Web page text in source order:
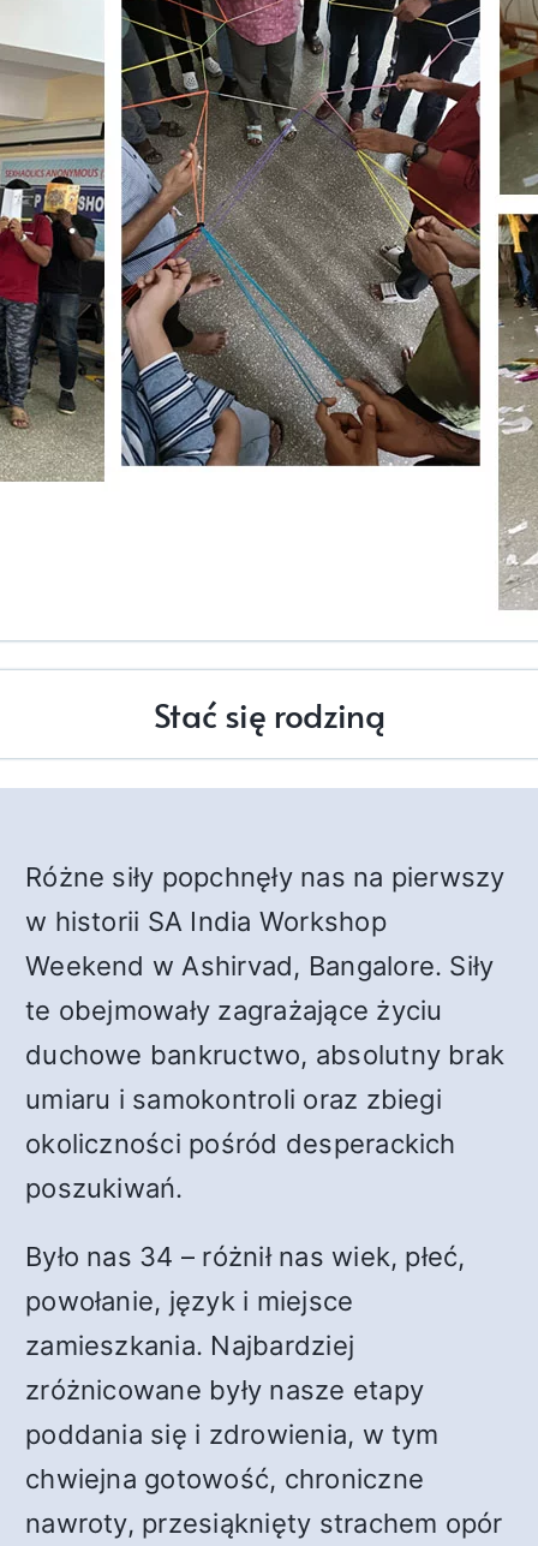
Stać się rodziną
Różne siły popchnęły nas na pierwszy
w historii SA India Workshop
Weekend w Ashirvad, Bangalore. Siły
te obejmowały zagrażające życiu
duchowe bankructwo, absolutny brak
umiaru i samokontroli oraz zbiegi
okoliczności pośród desperackich
poszukiwań.
Było nas 34 – różnił nas wiek, płeć,
powołanie, język i miejsce
zamieszkania. Najbardziej
zróżnicowane były nasze etapy
poddania się i zdrowienia, w tym
chwiejna gotowość, chroniczne
nawroty, przesiąknięty strachem opór